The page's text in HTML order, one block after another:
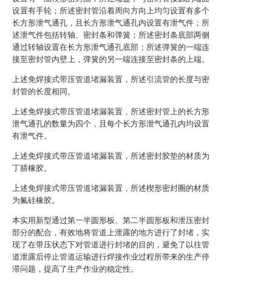
设置有手轮；所述密封管沿着周向方向上均匀设置有多个
长方形泄气通孔，且长方形泄气通孔内设置有泄气件；所
述泄气件包括转轴、密封条和弹簧；所述密封条底部两侧
通过转轴设置在长方形泄气通孔底部；所述弹簧的一端连
接至密封管内壁上，弹簧的另一端连接至密封条的上端。
上述免焊接式带压管道堵漏装置，所述引流管的长度与密
封管的长度相同。
上述免焊接式带压管道堵漏装置，所述密封管上的长方形
泄气通孔的数量为四个，且每个长方形泄气通孔内均设置
有泄气件。
上述免焊接式带压管道堵漏装置，所述密封胶垫的材质为
丁腈橡胶。
上述免焊接式带压管道堵漏装置，所述楔形密封圈的材质
为氟硅橡胶。
本实用新型通过第一半圆形板、第二半圆形板和泄压密封
部分的配合，有效地将管道上泄露的地方进行了封堵，实
现了在带压状态下对管道进行封堵的目的，避免了以往管
道泄露后停止管道运输进行焊接作业过程所带来的生产停
滞问题，提高了生产作业的稳定性。